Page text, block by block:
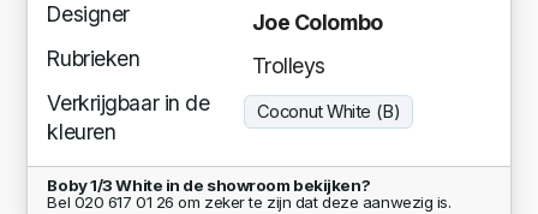
Designer
Joe Colombo
Rubrieken
Trolleys
Verkrijgbaar in de
kleuren
Coconut White (B)
Boby 1/3 White in de showroom bekijken?
Bel 020 617 01 26 om zeker te zijn dat deze aanwezig is.